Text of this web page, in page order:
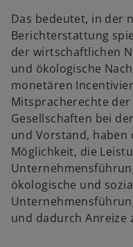
Das bedeutet, in der
Berichterstattung
der wirtschaftlichen
und ökologische
monetären
Mitspracherechte
Gesellschaften bei
und Vorstand, haben
Möglichkeit, die
ökologische und
und dadurch Anreize